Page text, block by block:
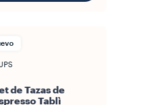
de Tazas de
Tablì